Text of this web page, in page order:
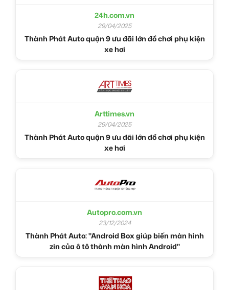
24h.com.vn
29/04/2025
Thành Phát Auto quận 9 ưu đãi lớn đồ chơi phụ kiện
xe hơi
Arttimes.vn
29/04/2025
Thành Phát Auto quận 9 ưu đãi lớn đồ chơi phụ kiện
xe hơi
Autopro.com.vn
23/12/2024
Thành Phát Auto: "Android Box giúp biến màn hình
zin của ô tô thành màn hình Android"